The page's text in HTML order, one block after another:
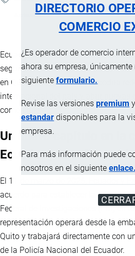
DIRECTORIO
COMERCIO
¿Es operador de comercio
ahora su empresa, únicamente
siguienteformulario.
Revise las versionespremium
estandar disponibles para la
empresa.
Para más información puede
nosotros en el siguienteenlace.
Actualidad
Ecuador y Estados Unidos fortalecen
seguridad con la instalación de una
en Quito, una decisión que podría
internacional del país y abrir nuevas
comerciales.
Un nuevo capítulo en la
Ecuador y Estados
El 11 de marzo de 2026, Ecuador y
acuerdo para establecer la primera
Federal de Investigaciones (FBI) en
representación operará desde la
Quito y trabajará directamente con
de la Policía Nacional del Ecuador.